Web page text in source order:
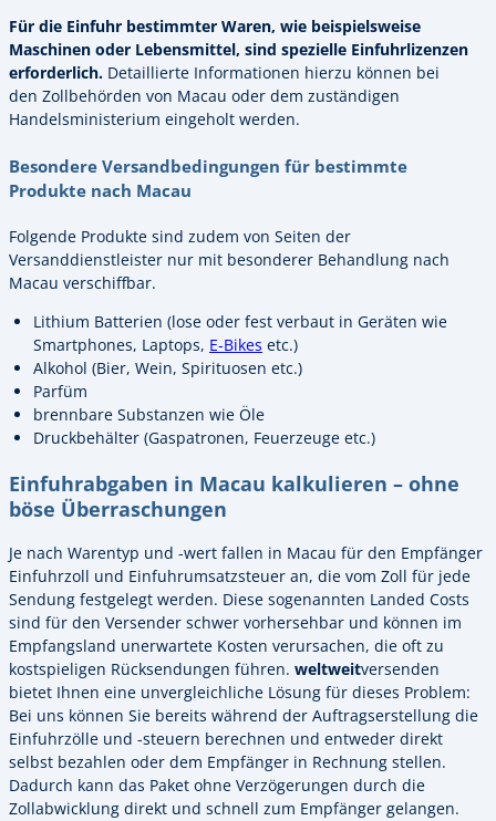
Für die Einfuhr bestimmter Waren, wie beispielsweise
Maschinen oder Lebensmittel, sind spezielle Einfuhrlizenzen
erforderlich. Detaillierte Informationen hierzu können bei
den Zollbehörden von Macau oder dem zuständigen
Handelsministerium eingeholt werden.
Besondere Versandbedingungen für bestimmte
Produkte nach Macau
Folgende Produkte sind zudem von Seiten der
Versanddienstleister nur mit besonderer Behandlung nach
Macau verschiffbar.
Lithium Batterien (lose oder fest verbaut in Geräten wie
Smartphones, Laptops, E-Bikes etc.)
Alkohol (Bier, Wein, Spirituosen etc.)
Parfüm
brennbare Substanzen wie Öle
Druckbehälter (Gaspatronen, Feuerzeuge etc.)
Einfuhrabgaben in Macau kalkulieren – ohne
böse Überraschungen
Je nach Warentyp und -wert fallen in Macau für den Empfänger
Einfuhrzoll und Einfuhrumsatzsteuer an, die vom Zoll für jede
Sendung festgelegt werden. Diese sogenannten Landed Costs
sind für den Versender schwer vorhersehbar und können im
Empfangsland unerwartete Kosten verursachen, die oft zu
kostspieligen Rücksendungen führen. weltweitversenden
bietet Ihnen eine unvergleichliche Lösung für dieses Problem:
Bei uns können Sie bereits während der Auftragserstellung die
Einfuhrzölle und -steuern berechnen und entweder direkt
selbst bezahlen oder dem Empfänger in Rechnung stellen.
Dadurch kann das Paket ohne Verzögerungen durch die
Zollabwicklung direkt und schnell zum Empfänger gelangen.